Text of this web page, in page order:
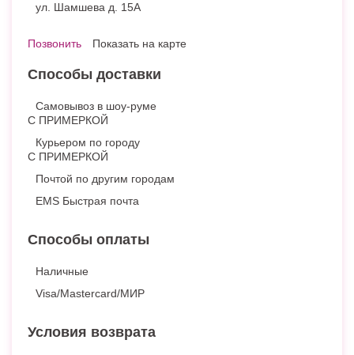
ул. Шамшева д. 15А
Позвонить Показать на карте
Способы доставки
Самовывоз в шоу-руме
С ПРИМЕРКОЙ
Курьером по городу
С ПРИМЕРКОЙ
Почтой по другим городам
EMS Быстрая почта
Способы оплаты
Наличные
Visa/Mastercard/МИР
Условия возврата